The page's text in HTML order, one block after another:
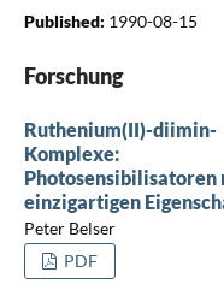
Published: 1990-08-15
Forschung
Ruthenium(II)-diimin-
Komplexe:
Photosensibilisatoren
einzigartigen
Peter Belser
PDF